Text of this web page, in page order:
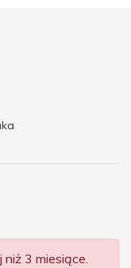
niż 3 miesiące.